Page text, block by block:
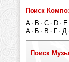
Поиск
A · B · C · D · E
А · Б · В · Г · Д ·
Поиск